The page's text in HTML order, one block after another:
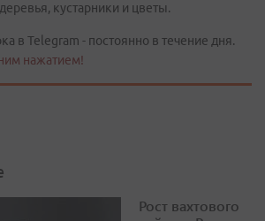
кустарники и цветы.
в Telegram - постоянно в течение дня.
нажатием!
Рост вахтового